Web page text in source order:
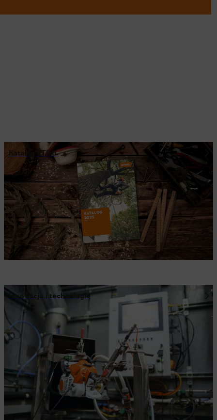
Katalog STIHL
Innowacje i technologie